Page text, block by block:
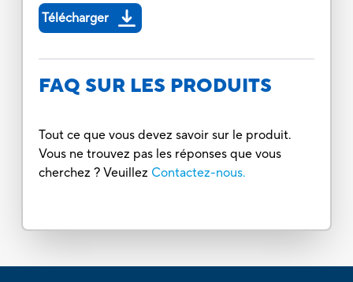
Télécharger
FAQ SUR LES PRODUITS
Tout ce que vous devez savoir sur le produit.
Vous ne trouvez pas les réponses que vous
cherchez ? Veuillez Contactez-nous.